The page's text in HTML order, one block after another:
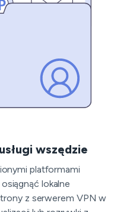
wszędzie
platformami
lokalne
z serwerem VPN w